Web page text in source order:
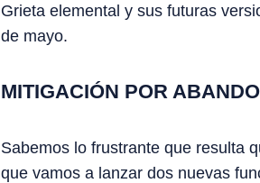
Grieta elemental y sus futuras
de mayo.
MITIGACIÓN POR
Sabemos lo frustrante que resulta
que vamos a lanzar dos nuevas